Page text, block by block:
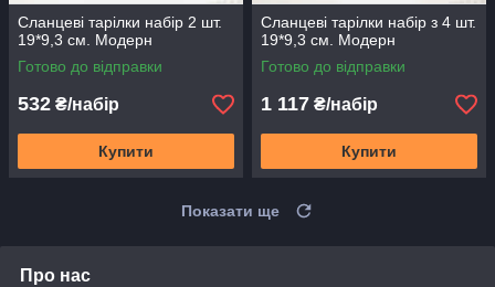
Сланцеві тарілки набір 2 шт.
19*9,3 см. Модерн
Готово до відправки
532 ₴/набір
Купити
Сланцеві тарілки набір з 4 шт.
19*9,3 см. Модерн
Готово до відправки
1 117 ₴/набір
Купити
Показати ще
Про нас